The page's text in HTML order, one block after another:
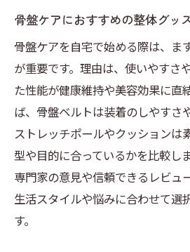
骨盤ケアにおすすめの整体グッ
骨盤ケアを自宅で始める際は、ま
が重要です。理由は、使いやすさ
た性能が健康維持や美容効果に直
ば、骨盤ベルトは装着のしやすさ
ストレッチポールやクッションは
型や目的に合っているかを比較し
専門家の意見や信頼できるレビュ
生活スタイルや悩みに合わせて選
す。